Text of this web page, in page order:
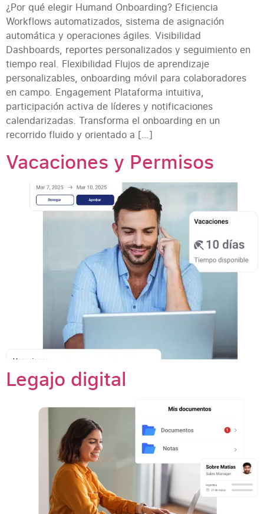
¿Por qué elegir Humand Onboarding? Eficiencia
Workflows automatizados, sistema de asignación
automática y operaciones ágiles. Visibilidad
Dashboards, reportes personalizados y seguimiento en
tiempo real. Flexibilidad Flujos de aprendizaje
personalizables, onboarding móvil para colaboradores
en campo. Engagement Plataforma intuitiva,
participación activa de líderes y notificaciones
calendarizadas. Transforma el onboarding en un
recorrido fluido y orientado a […]
Vacaciones y Permisos
Legajo digital